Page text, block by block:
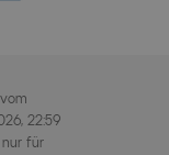
22:59
nur für